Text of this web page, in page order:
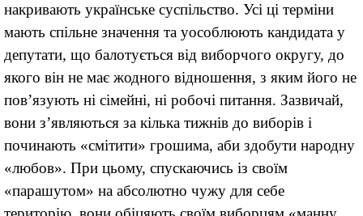
накривають українське суспільство. Усі ці терміни
мають спільне значення та уособлюють кандидата у
депутати, що балотується від виборчого округу, до
якого він не має жодного відношення, з яким його не
пов’язують ні сімейні, ні робочі питання. Зазвичай,
вони з’являються за кілька тижнів до виборів і
починають «смітити» грошима, аби здобути народну
«любов». При цьому, спускаючись із своїм
«парашутом» на абсолютно чужу для себе